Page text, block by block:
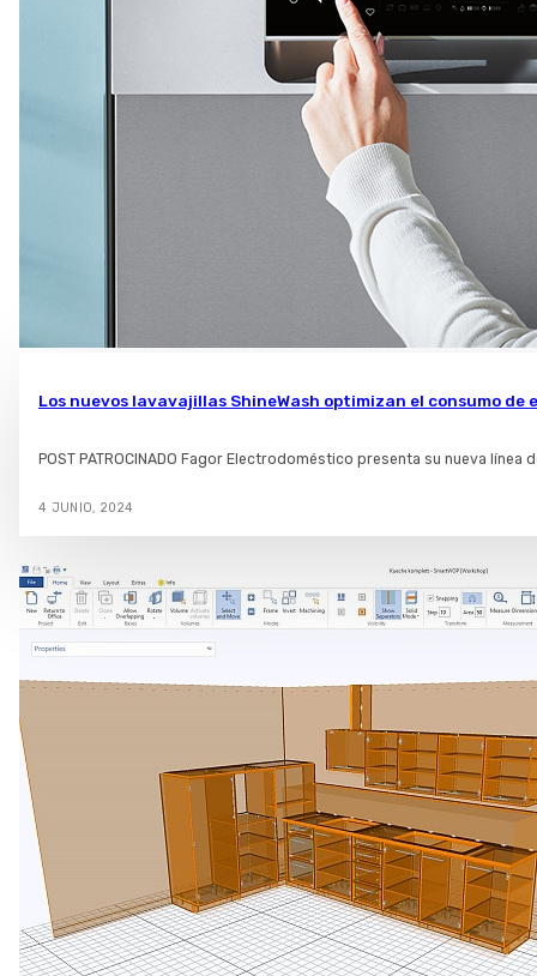
Los nuevos lavavajillas ShineWash optimizan el consumo de
POST PATROCINADO Fagor Electrodoméstico presenta su nueva
4 JUNIO, 2024